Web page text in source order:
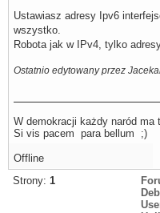
Ustawiasz adresy Ipv6
wszystko.
Robota jak w IPv4, tylko
Ostatnio edytowany przez
W demokracji każdy naród ma
Si vis pacem para
Offline
Strony: 1